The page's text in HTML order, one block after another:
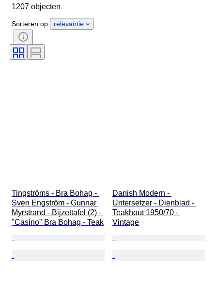
Land van herkomst
Geslacht
Conditie
Periode
Onderwerp
Handtekening
Kleur
1207 objecten
Sorteren op relevantie
Tingströms - Bra Bohag -
Sven Engström - Gunnar
Myrstrand - Bijzettafel (2) -
"Casino" Bra Bohag - Teak
Danish Modern -
Untersetzer - Dienblad -
Teakhout 1950/70 -
Vintage